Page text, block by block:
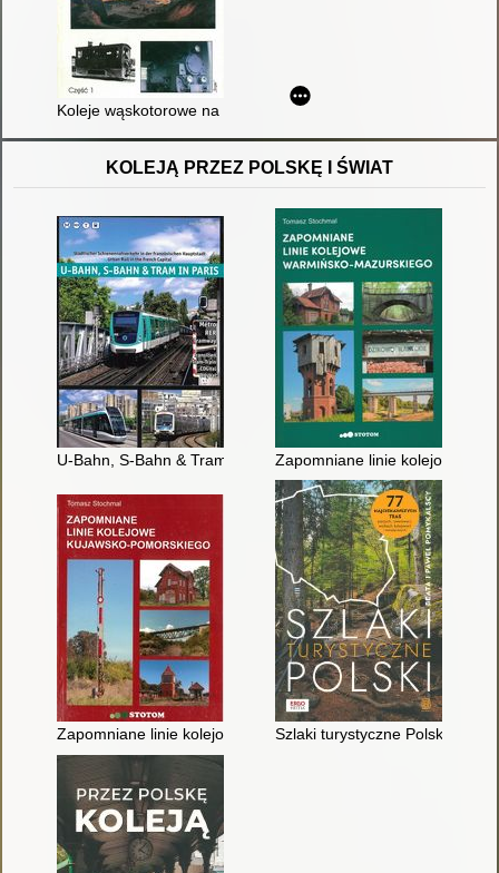
Koleje wąskotorowe na Górnym Śląsku : od czasów
KOLEJĄ PRZEZ POLSKĘ I ŚWIAT
U-Bahn, S-Bahn & Tram in Paris : städtischer
Zapomniane linie kolejowe
Zapomniane linie kolejowe kujawsko-pomorskiego
Szlaki turystyczne Polski